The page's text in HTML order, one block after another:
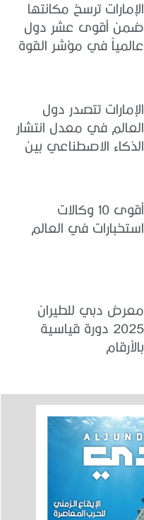
الإمارات ترسخ مكانتها
ضمن أقوى عشر دول
عالمياً في مؤشر القوة
الإمارات تتصدر دول
العالم في معدل انتشار
الذكاء الاصطناعي بين
أقوى 10 وكالات
استخبارات في العالم
معرض دبي للطيران
2025 دورة قياسية
بالأرقام